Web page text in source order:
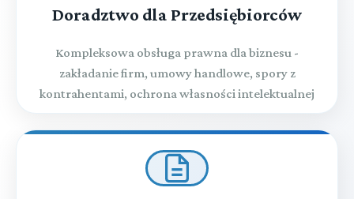
Doradztwo dla Przedsiębiorców
Kompleksowa obsługa prawna dla biznesu -
zakładanie firm, umowy handlowe, spory z
kontrahentami, ochrona własności intelektualnej